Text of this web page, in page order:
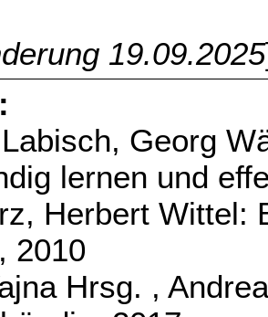
19.09.2025
Georg
lernen und
Herbert Wittel:
2010
Hrsg. ,